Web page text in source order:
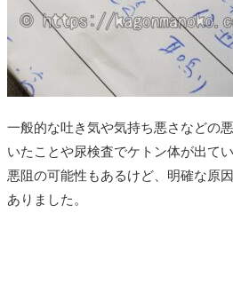
一般的な吐き気や気持ち悪さなどの
いたことや尿検査でケトン体が出て
悪阻の可能性もあるけど、明確な原
ありました。